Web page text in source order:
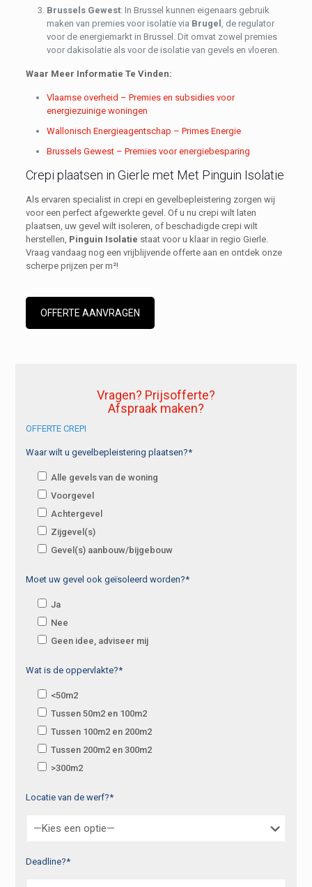
Brussels Gewest: In Brussel kunnen eigenaars gebruik
maken van premies voor isolatie via Brugel , de regulator
voor de energiemarkt in Brussel. Dit omvat zowel premies
voor dakisolatie als voor de isolatie van gevels en vloeren.
Waar Meer Informatie Te Vinden:
Vlaamse overheid – Premies en subsidies voor
energiezuinige woningen
Wallonisch Energieagentschap – Primes Energie
Brussels Gewest – Premies voor energiebesparing
Crepi plaatsen in Gierle met Met Pinguin Isolatie
Als ervaren specialist in crepi en gevelbepleistering zorgen wij
voor een perfect afgewerkte gevel. Of u nu crepi wilt laten
plaatsen, uw gevel wilt isoleren, of beschadigde crepi wilt
herstellen, Pinguin Isolatie staat voor u klaar in regio Gierle.
Vraag vandaag nog een vrijblijvende offerte aan en ontdek onze
scherpe prijzen per m²!
OFFERTE AANVRAGEN
Vragen? Prijsofferte?
Afspraak maken?
OFFERTE CREPI
Waar wilt u gevelbepleistering plaatsen?*
Alle gevels van de woning
Voorgevel
Achtergevel
Zijgevel(s)
Gevel(s) aanbouw/bijgebouw
Moet uw gevel ook geïsoleerd worden?*
Ja
Nee
Geen idee, adviseer mij
Wat is de oppervlakte?*
<50m2
Tussen 50m2 en 100m2
Tussen 100m2 en 200m2
Tussen 200m2 en 300m2
>300m2
Locatie van de werf?*
Deadline?*